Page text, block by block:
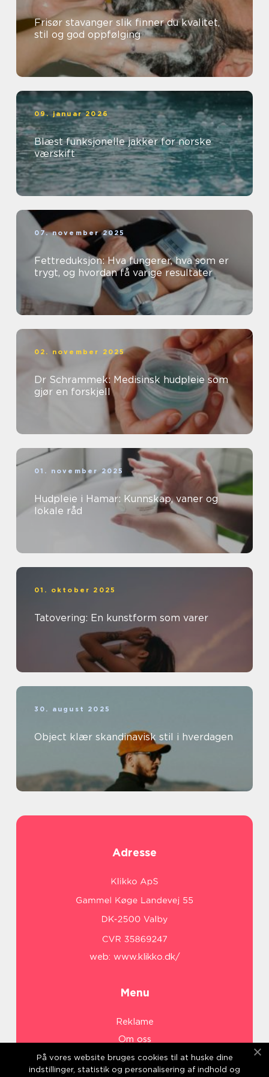
Frisør stavanger slik finner du kvalitet,
stil og god oppfølging
09. januar 2026
Blæst funksjonelle jakker for norske
værskift
07. november 2025
Fettreduksjon: Hva fungerer, hva som er
trygt, og hvordan få varige resultater
02. november 2025
Dr Schrammek: Medisinsk hudpleie som
gjør en forskjell
01. november 2025
Hudpleie i Hamar: Kunnskap, vaner og
lokale råd
01. oktober 2025
Tatovering: En kunstform som varer
30. august 2025
Object klær skandinavisk stil i hverdagen
Adresse
web: www.klikko.dk/
Menu
Reklame
Om oss
Cookies
Kontakt Oss
På vores website bruges cookies til at huske dine
indstillinger, statistik og personalisering af indhold og